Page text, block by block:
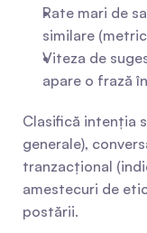
Rate mari de
similare
Viteza de
apare o frază
Clasifică intenția
generale),
tranzacțional
amestecuri de
postării.